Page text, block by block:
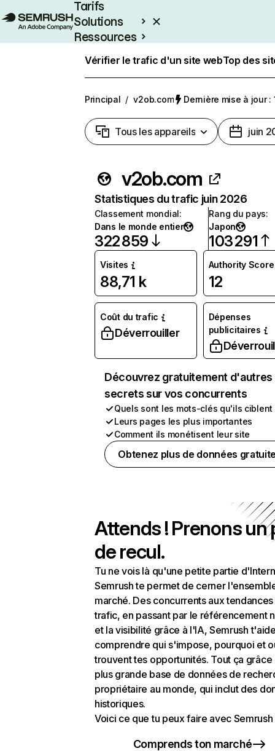
Tarifs
Solutions
Ressources
Vérifier le trafic d'un site webTop des
Principal / v2ob.com Dernière mise à jour :
Tous les appareils juin
v2ob.com
Statistiques du trafic juin 2026
Classement mondial:
Dans le monde entier
322 859
Rang du pays:
Japon
103 291
Visites
88,71 k
Authority Score
12
Coût du trafic
Déverrouiller
Dépenses
publicitaires
Découvrez gratuitement d'autres
secrets sur vos concurrents
Quels sont les mots-clés qu'ils ciblent
Leurs pages les plus importantes
Comment ils monétisent leur site
Obtenez plus de données
Attends ! Prenons un
de recul.
Tu ne vois là qu'une petite partie
Semrush te permet de cerner
marché. Des concurrents aux
trafic, en passant par le référencement
et la visibilité grâce à l'IA, Semrush
comprendre qui s'impose, pourquoi et
trouvent tes opportunités. Tout ça grâce
plus grande base de données de
propriétaire au monde, qui inclut des
historiques.
Voici ce que tu peux faire avec Semrush
Comprends ton marché